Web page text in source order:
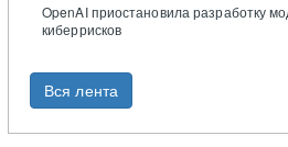
OpenAI приостановила разработку
киберрисков
Вся лента